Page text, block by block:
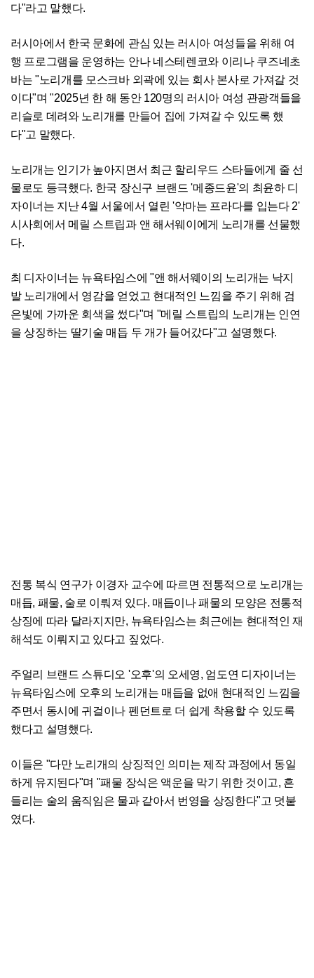
다"라고 말했다.
러시아에서 한국 문화에 관심 있는 러시아 여성들을 위해 여
행 프로그램을 운영하는 안나 네스테렌코와 이리나 쿠즈네초
바는 "노리개를 모스크바 외곽에 있는 회사 본사로 가져갈 것
이다"며 "2025년 한 해 동안 120명의 러시아 여성 관광객들을
리슬로 데려와 노리개를 만들어 집에 가져갈 수 있도록 했
다"고 말했다.
노리개는 인기가 높아지면서 최근 할리우드 스타들에게 줄 선
물로도 등극했다. 한국 장신구 브랜드 '메종드윤'의 최윤하 디
자이너는 지난 4월 서울에서 열린 '악마는 프라다를 입는다 2'
시사회에서 메릴 스트립과 앤 해서웨이에게 노리개를 선물했
다.
최 디자이너는 뉴욕타임스에 "앤 해서웨이의 노리개는 낙지
발 노리개에서 영감을 얻었고 현대적인 느낌을 주기 위해 검
은빛에 가까운 회색을 썼다"며 "메릴 스트립의 노리개는 인연
을 상징하는 딸기술 매듭 두 개가 들어갔다"고 설명했다.
전통 복식 연구가 이경자 교수에 따르면 전통적으로 노리개는
매듭, 패물, 술로 이뤄져 있다. 매듭이나 패물의 모양은 전통적
상징에 따라 달라지지만, 뉴욕타임스는 최근에는 현대적인 재
해석도 이뤄지고 있다고 짚었다.
주얼리 브랜드 스튜디오 '오후'의 오세영, 엄도연 디자이너는
뉴욕타임스에 오후의 노리개는 매듭을 없애 현대적인 느낌을
주면서 동시에 귀걸이나 펜던트로 더 쉽게 착용할 수 있도록
했다고 설명했다.
이들은 "다만 노리개의 상징적인 의미는 제작 과정에서 동일
하게 유지된다"며 "패물 장식은 액운을 막기 위한 것이고, 흔
들리는 술의 움직임은 물과 같아서 번영을 상징한다"고 덧붙
였다.